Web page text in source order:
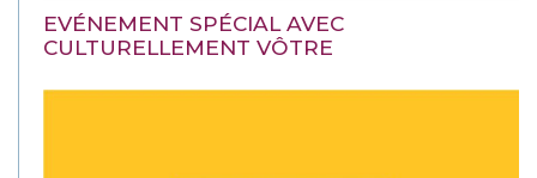
EVÉNEMENT SPÉCIAL AVEC
CULTURELLEMENT VÔTRE